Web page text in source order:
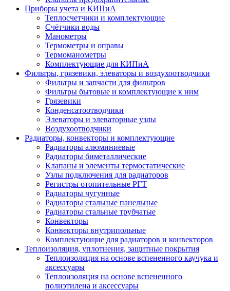
Приборы учета и КИПиА
Теплосчетчики и комплектующие
Счётчики воды
Манометры
Термометры и оправы
Термоманометры
Комплектующие для КИПиА
Фильтры, грязевики, элеваторы и воздухоотводчики
Фильтры и запчасти для фильтров
Фильтры бытовые и комплектующие к ним
Грязевики
Конденсатоотводчики
Элеваторы и элеваторные узлы
Воздухоотводчики
Радиаторы, конвекторы и комплектующие
Радиаторы алюминиевые
Радиаторы биметаллические
Клапаны и элементы термостатические
Узлы подключения для радиаторов
Регистры отопительные РГТ
Радиаторы чугунные
Радиаторы стальные панельные
Радиаторы стальные трубчатые
Конвекторы
Конвекторы внутрипольные
Комплектующие для радиаторов и конвекторов
Теплоизоляция, уплотнения, защитные покрытия
Теплоизоляция на основе вспененного каучука и
аксессуары
Теплоизоляция на основе вспененного
полиэтилена и аксессуары